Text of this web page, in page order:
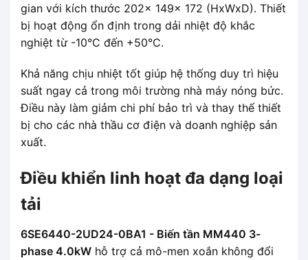
gian với kích thước 202x 149x 172 (HxWxD). Thiết
bị hoạt động ổn định trong dải nhiệt độ khắc
nghiệt từ -10°C đến +50°C.
Khả năng chịu nhiệt tốt giúp hệ thống duy trì hiệu
suất ngay cả trong môi trường nhà máy nóng bức.
Điều này làm giảm chi phí bảo trì và thay thế thiết
bị cho các nhà thầu cơ điện và doanh nghiệp sản
xuất.
Điều khiển linh hoạt đa dạng loại
tải
6SE6440-2UD24-0BA1 - Biến tần MM440 3-
phase 4.0kW hỗ trợ cả mô-men xoắn không đổi